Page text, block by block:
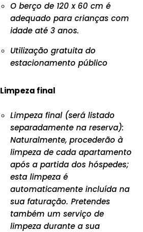
O berço de 120 x 60 cm é
adequado para crianças com
idade até 3 anos.
Utilização gratuita do
estacionamento público
Limpeza final
Limpeza final (será listado
separadamente na reserva):
Naturalmente, procederão à
limpeza de cada apartamento
após a partida dos hóspedes;
esta limpeza é
automaticamente incluída na
sua faturação. Pretendes
também um serviço de
limpeza durante a sua